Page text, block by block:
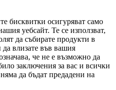
бисквитки осигуряват само
уебсайт. Те се използват,
да събирате продукти в
влизате във вашия
че не е възможно да
заключения за вас и всички
да бъдат предадени на